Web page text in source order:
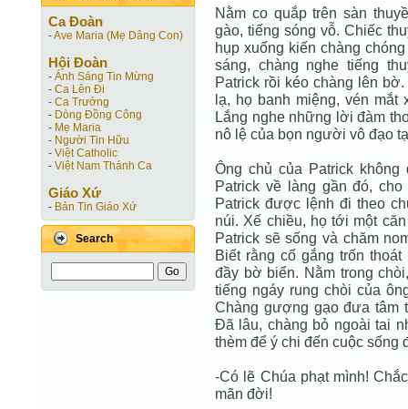
Ca Ðoàn
-Ave Maria (Mẹ Dâng Con)
Hội Ðoàn
- Ánh Sáng Tin Mừng
- Ca Lên Đi
- Ca Trưởng
- Dòng Đồng Công
- Mẹ Maria
- Người Tin Hữu
- Việt Catholic
- Việt Nam Thánh Ca
Giáo Xứ
- Bản Tin Giáo Xứ
Search
Nằm co quắp trên sàn
gào, tiếng sóng vỗ. Chiếc
hụp xuống kiến chàng
sáng, chàng nghe tiếng
Patrick rồi kéo chàng lên
lạ, họ banh miệng, vén mắt
Lắng nghe những lời đàm
nô lệ của bọn người vô đạo
Ông chủ của Patrick
Patrick về làng gần đó,
Patrick được lệnh đi theo
núi. Xế chiều, họ tới một
Patrick sẽ sống và chăm
Biết rằng cố gắng trốn
đầy bờ biển. Nằm trong
tiếng ngáy rung chòi của
Chàng gượng gạo đưa tâm
Đã lâu, chàng bỏ ngoài tai
thèm để ý chi đến cuộc sống
-Có lẽ Chúa phạt mình!
mãn đời!